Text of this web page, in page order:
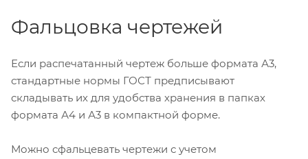
Фальцовка чертежей
Если распечатанный чертеж больше формата А3,
стандартные нормы ГОСТ предписывают
складывать их для удобства хранения в папках
формата А4 и А3 в компактной форме.
Можно сфальцевать чертежи с учетом